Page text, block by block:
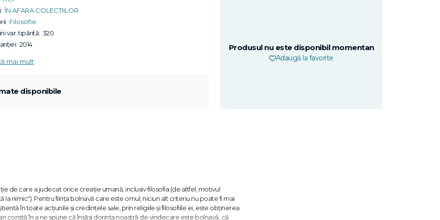
ÎN AFARA COLECȚIILOR
Filosofie
var. tipărită: 320
2014
mai mult
disponibile
Produsul nu este disponibil momentan
Adaugă la favorite
de care a judecat orice creaţie umană, inclusiv filosofia (de altfel, motivul
la nimic"). Pentru fiinţa bolnavă care este omul, niciun alt criteriu nu poate fi mai
în toate acţiunile şi credinţele sale, prin religiile şi filosofiile ei, este obţinerea
constă în a ne spune că însăşi dorinţa noastră de vindecare este bolnavă, că